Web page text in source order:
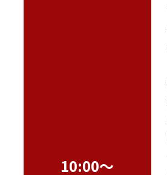
10:00～